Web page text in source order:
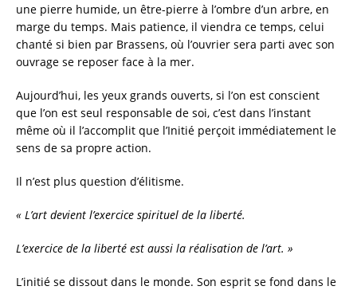
une pierre humide, un être-pierre à l’ombre d’un arbre, en
marge du temps. Mais patience, il viendra ce temps, celui
chanté si bien par Brassens, où l’ouvrier sera parti avec son
ouvrage se reposer face à la mer.
Aujourd’hui, les yeux grands ouverts, si l’on est conscient
que l’on est seul responsable de soi, c’est dans l’instant
même où il l’accomplit que l’Initié perçoit immédiatement le
sens de sa propre action.
Il n’est plus question d’élitisme.
« L’art devient l’exercice spirituel de la liberté.
L’exercice de la liberté est aussi la réalisation de l’art. »
L’initié se dissout dans le monde. Son esprit se fond dans le